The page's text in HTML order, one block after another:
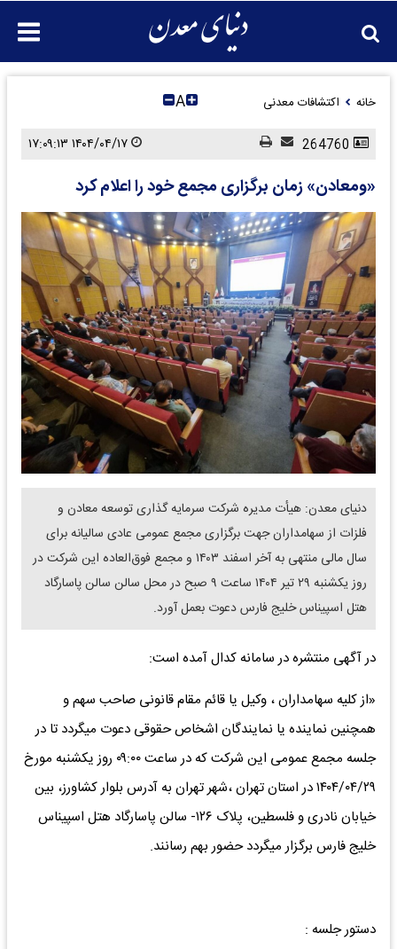
خانه اکتشافات معدنی A
«ومعادن» زمان برگزاری مجمع خود را اعلام کرد
دنیای معدن: هیأت مدیره شرکت سرمایه گذاری توسعه معادن و
فلزات از سهامداران جهت برگزاری مجمع عمومی عادی سالیانه برای
سال مالی منتهی به آخر اسفند ۱۴۰۳ و مجمع فوق‌العاده این شرکت در
روز یکشنبه ۲۹ تیر ۱۴۰۴ ساعت ۹ صبح در محل سالن سالن پاسارگاد
هتل اسپیناس خلیج فارس دعوت بعمل آورد.
در آگهی منتشره در سامانه کدال آمده است:
«از کلیه سهامداران ، وکیل یا قائم مقام قانونی صاحب سهم و
همچنین نماینده یا نمایندگان اشخاص حقوقی دعوت میگردد تا در
جلسه مجمع عمومی این شرکت که در ساعت ۰۹:۰۰ روز یکشنبه مورخ
۱۴۰۴/۰۴/۲۹ در استان تهران ،شهر تهران به آدرس بلوار کشاورز، بین
خیابان نادری و فلسطین، پلاک ۱۲۶- سالن پاسارگاد هتل اسپیناس
خلیج فارس برگزار میگردد حضور بهم رسانند.
دستور جلسه :